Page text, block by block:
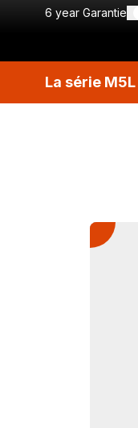
6 year Garantie
La série M5L